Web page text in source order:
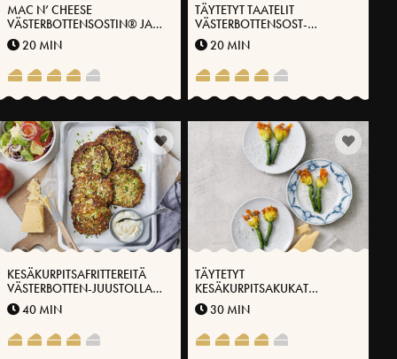
MAC N’ CHEESE
VÄSTERBOTTENSOSTIN® JA
KIMCHIN KANSSA
20 MIN
TÄYTETYT TAATELIT
VÄSTERBOTTENSOST-
JUUSTOLLA®
20 MIN
KESÄKURPITSAFRITTEREITÄ
VÄSTERBOTTEN-JUUSTOLLA®,
TOMAATTISALAATILLA JA
JOGURTTIKASTIKKEELLA
40 MIN
TÄYTETYT
KESÄKURPITSAKUKAT
VÄSTERBOTTEN-JUUSTOLLA®
JA YRTTEILLÄ
30 MIN